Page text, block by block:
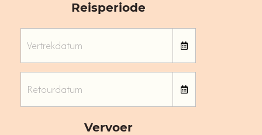
Reisperiode
Vervoer